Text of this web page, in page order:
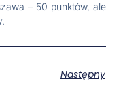
– 50 punktów, ale
Następny